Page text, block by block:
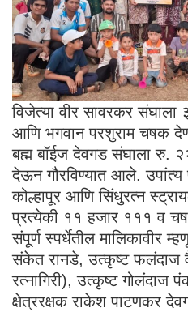
विजेत्या वीर सावरकर
आणि भगवान परशुराम चषक
बह्म बॉईज देवगड संघाला रु.
देऊन गौरविण्यात आले. उपांत्य
कोल्हापूर आणि सिंधुरत्न
प्रत्येकी ११ हजार १११ व
संपूर्ण स्पर्धेतील मालिकावीर
संकेत रानडे, उत्कृष्ट फलंदाज
रत्नागिरी), उत्कृष्ट
क्षेत्ररक्षक राकेश पाटणकर